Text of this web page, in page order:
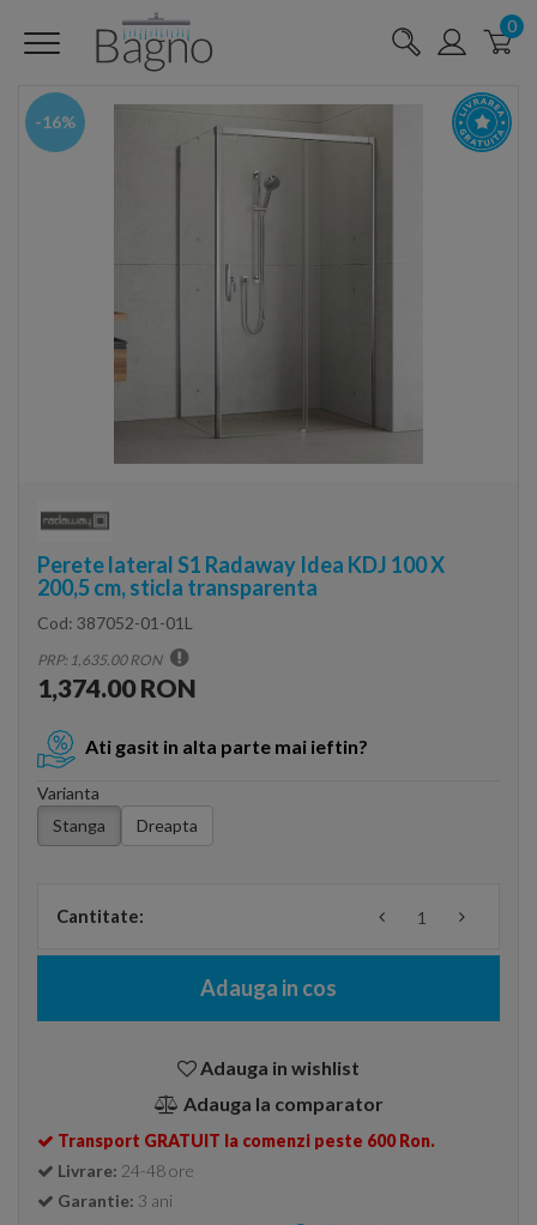
0
-16%
Perete lateral S1 Radaway Idea KDJ 100 X
200,5 cm, sticla transparenta
Cod: 387052-01-01L
PRP: 1,635.00 RON
1,374.00 RON
Ati gasit in alta parte mai ieftin?
Varianta
Stanga
Dreapta
Cantitate:
Adauga in cos
Adauga in wishlist
Adauga la comparator
Transport GRATUIT la comenzi peste 600 Ron.
Livrare: 24-48 ore
Garantie: 3 ani